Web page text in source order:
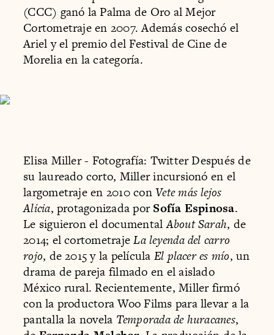
(CCC) ganó la Palma de Oro al Mejor
Cortometraje en 2007. Además cosechó el
Ariel y el premio del Festival de Cine de
Morelia en la categoría.
Elisa Miller - Fotografía: Twitter Después de
su laureado corto, Miller incursionó en el
largometraje en 2010 conVete más lejos
Alicia, protagonizada porSofía Espinosa.
Le siguieron el documentalAbout Sarah, de
2014; el cortometrajeLa leyenda del carro
rojo, de 2015 y la película El placer es mío, un
drama de pareja filmado en el aislado
México rural. Recientemente, Miller firmó
con la productora Woo Films para llevar a la
pantalla la novela Temporada de huracanes,